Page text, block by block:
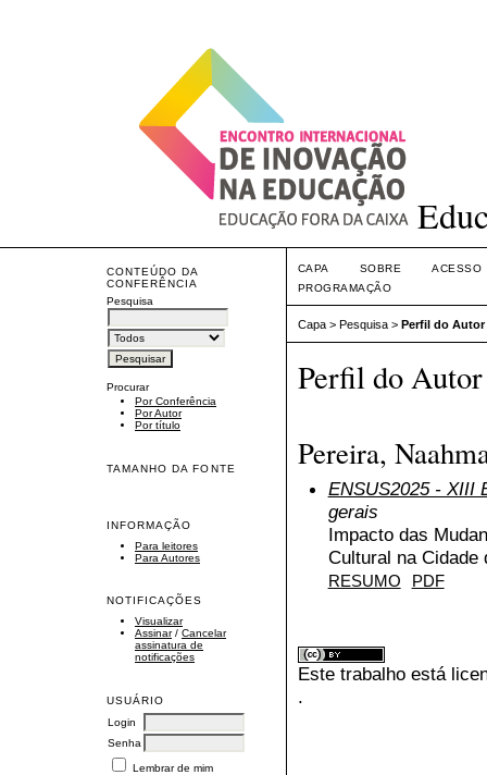
CONTEÚDO DA
CONFERÊNCIA
Pesquisa
Procurar
Por Conferência
Por Autor
Por título
TAMANHO DA FONTE
INFORMAÇÃO
Para leitores
Para Autores
NOTIFICAÇÕES
Visualizar
Assinar/ Cancelar
assinatura de
notificações
USUÁRIO
Login
Senha
Lembrar de mim
CAPA SOBRE
ACESSO
PROGRAMAÇÃO
Capa> Pesquisa> Perfil do Autor
Perfil do Autor
Pereira,
ENSUS2025 - XIII
gerais
Impacto das
Cultural na Cidade
RESUMO PDF
Este trabalho está
.